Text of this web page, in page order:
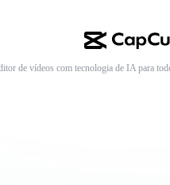
de vídeos com tecnologia de IA para